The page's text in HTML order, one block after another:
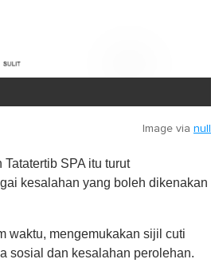
Image via null
SPA itu turut
kesalahan yang boleh dikenakan
waktu, mengemukakan sijil cuti
sosial dan kesalahan perolehan.